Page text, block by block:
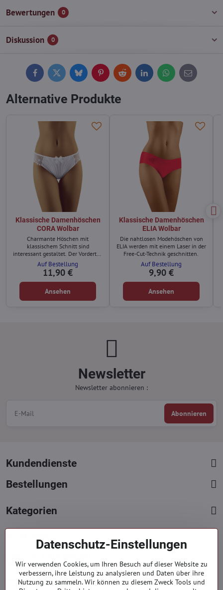
Bewertungen 0
Diskussion 0
FacebookTwitterBlueskyPinterestReddit LinkedInWhatsApp
E-
mail
Alternative Produkte
Klassische Damenhöschen
CORA Wolbar
Charmante Höschen mit
klassischem Schnitt sind
interessant gestaltet. Der Vorderteil
besteht aus: gestreiftem Stoff,
Blumenstickerei und einer Schleife.
Auf Bestellung
11,90 €
Ansehen
Klassische Damenhöschen
ELIA Wolbar
Die nahtlosen Modehöschen von
ELIA werden mit einem Laser in der
Free-Cut-Technik geschnitten.
Auf Bestellung
9,90 €
Ansehen
Newsletter
Newsletter abonnieren :
Abonnieren
Kundendienste
Bestellungen
Kategorien
Kontakte
Mont. - Freit. : 09:00 - 15:00 hod.
info​@everlady​.eu
Datenschutz-Einstellungen
Wir verwenden Cookies, um Ihren Besuch auf dieser Website zu
verbessern, ihre Leistung zu analysieren und Daten über ihre
Nutzung zu sammeln. Wir können zu diesem Zweck Tools und